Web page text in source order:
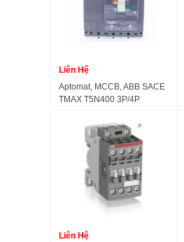
Liên Hệ
Aptomat, MCCB, ABB SACE
TMAX T5N400 3P/4P
Liên Hệ